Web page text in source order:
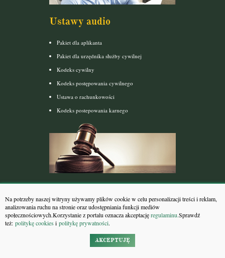
Na potrzeby naszej witryny używamy plików cookie w celu personalizacji treści i reklam,
analizowania ruchu na stronie oraz udostępniania funkcji mediów
społecznościowych.Korzystanie z portalu oznacza akceptacjęregulaminu.Sprawdź
też: politykę cookiesi politykę prywatności.
AKCEPTUJĘ
Ustawy audio
Pakiet dla aplikanta
Pakiet dla urzędnika służby cywilnej
Kodeks cywilny
Kodeks postępowania cywilnego
Ustawa o rachunkowości
Kodeks postepowania karnego
Kodeks karny
Kodeks cywilny
Kodeks rodzinny i opiekuńczy